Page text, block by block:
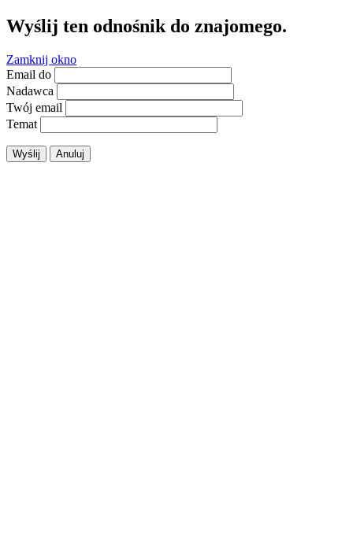
Wyślij ten odnośnik do znajomego.
Zamknij okno
Email do
Nadawca
Twój email
Temat
Wyślij Anuluj